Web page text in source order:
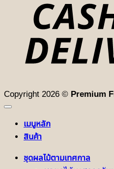
Copyright 2026 © Premium
เมนูหลัก
สินค้า
ชุดผลไม้ตามเทศกาล